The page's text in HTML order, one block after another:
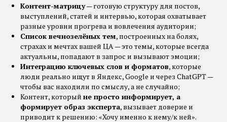
Контент-матрицу— готовую структуру для постов,
выступлений, статей и интервью, которая охватывает
разные уровни прогрева и вовлечения аудитории;
Список вечнозелёных тем, построенных на болях,
страхах и мечтах вашей ЦА — это темы, которые всегда
актуальны, попадают в запрос и вызывают эмоции;
Интеграцию ключевых слов и форматов, которые
люди реально ищут в Яндекс, Google и через ChatGPT —
чтобы вас находили по смыслу, а не случайно;
Контент, который не просто информирует, а
формирует образ эксперта, вызывает доверие и
приводит к решению: «Хочу именно к нему/к ней».